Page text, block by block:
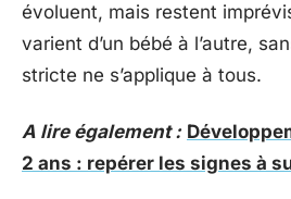
évoluent, mais restent
varient d’un bébé à l’autre,
stricte ne s’applique à tous.
A lire également :
2 ans : repérer les signes à